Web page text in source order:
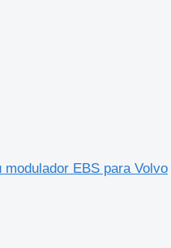
EBS para Volvo